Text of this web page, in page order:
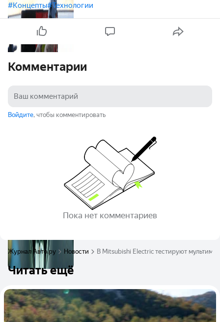
#Концепты#Технологии
Комментарии
Войдите, чтобы комментировать
Пока нет комментариев
Журнал Авто.ру Новости В Mitsubishi Electric тестируют
Читать ещё